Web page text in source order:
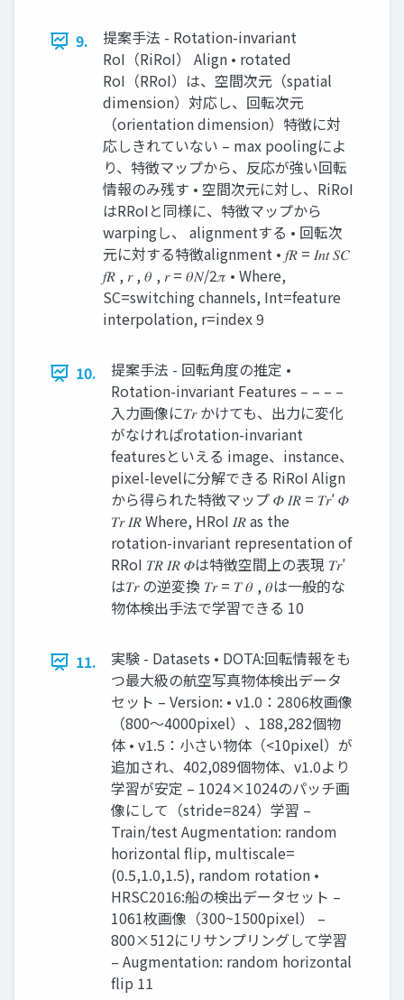
9.
提案手法 - Rotation-invariant
RoI（RiRoI） Align • rotated
RoI（RRoI）は、空間次元（spatial
dimension）対応し、回転次元
（orientation dimension）特徴に対
応しきれていない – max poolingによ
り、特徴マップから、反応が強い回転
情報のみ残す • 空間次元に対し、RiRoI
はRRoIと同様に、特徴マップから
warpingし、 alignmentする • 回転次
元に対する特徴alignment • 𝑓𝑅 = 𝐼𝑛𝑡 𝑆𝐶
𝑓𝑅 , 𝑟 , 𝜃 , 𝑟 = 𝜃𝑁/2𝜋 • Where,
SC=switching channels, Int=feature
interpolation, r=index 9
10.
提案手法 - 回転角度の推定 •
Rotation-invariant Features – – – –
入力画像に𝑇𝑟 かけても、出力に変化
がなければrotation-invariant
featuresといえる image、instance、
pixel-levelに分解できる RiRoI Align
から得られた特徴マップ 𝛷 𝐼𝑅 = 𝑇𝑟′ 𝛷
𝑇𝑟 𝐼𝑅 Where, HRoI 𝐼𝑅 as the
rotation-invariant representation of
RRoI 𝑇𝑅 𝐼𝑅 𝛷は特徴空間上の表現 𝑇𝑟′
は𝑇𝑟 の逆変換 𝑇𝑟 = 𝑇 𝜃 , 𝜃は一般的な
物体検出手法で学習できる 10
11.
実験 - Datasets • DOTA:回転情報をも
つ最大級の航空写真物体検出データ
セット – Version: • v1.0：2806枚画像
（800～4000pixel）、188,282個物
体 • v1.5：小さい物体（<10pixel）が
追加され、402,089個物体、v1.0より
学習が安定 – 1024×1024のパッチ画
像にして（stride=824）学習 –
Train/test Augmentation: random
horizontal flip, multiscale=
(0.5,1.0,1.5), random rotation •
HRSC2016:船の検出データセット –
1061枚画像（300~1500pixel） –
800×512にリサンプリングして学習
– Augmentation: random horizontal
flip 11